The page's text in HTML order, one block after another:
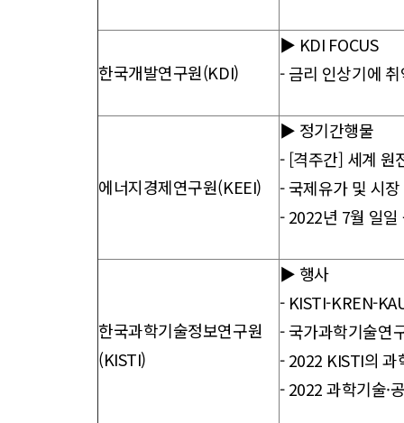
한국개발연구원(KDI)
▶ KDI FOCUS
-금리 인상기에
에너지경제연구원(KEEI)
▶ 정기간행물
-[격주간] 세계 원
-국제유가 및 시
-2022년 7월 일일
한국과학기술정보연구원
(KISTI)
▶ 행사
- KISTI-KREN-
- 국가과학기술연
- 2022 KISTI의
- 2022 과학기술·